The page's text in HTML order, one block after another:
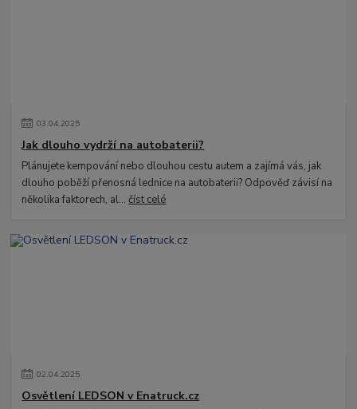
03.04.2025
Jak dlouho vydrží na autobaterii?
Plánujete kempování nebo dlouhou cestu autem a zajímá vás, jak
dlouho poběží přenosná lednice na autobaterii? Odpověď závisí na
několika faktorech, al...číst celé
02.04.2025
Osvětlení LEDSON v Enatruck.cz